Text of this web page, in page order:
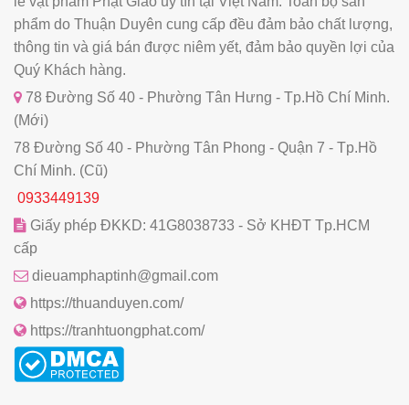
phẩm do Thuận Duyên cung cấp đều đảm bảo chất lượng,
thông tin và giá bán được niêm yết, đảm bảo quyền lợi của
Quý Khách hàng.
78 Đường Số 40 - Phường Tân Hưng - Tp.Hồ Chí Minh.
(Mới)
78 Đường Số 40 - Phường Tân Phong - Quận 7 - Tp.Hồ
Chí Minh. (Cũ)
0933449139
Giấy phép ĐKKD: 41G8038733 - Sở KHĐT Tp.HCM
cấp
dieuamphaptinh@gmail.com
https://thuanduyen.com/
https://tranhtuongphat.com/